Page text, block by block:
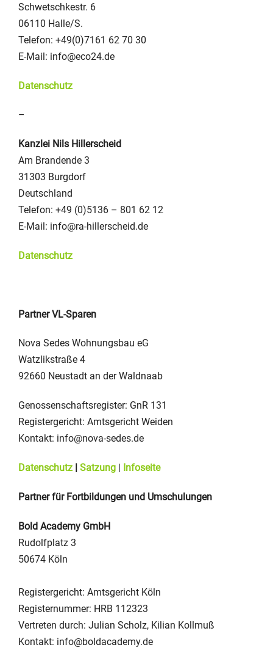
Schwetschkestr. 6
06110 Halle/S.
Telefon: +49(0)7161 62 70 30
E-Mail: info@eco24.de
Datenschutz
–
Kanzlei Nils Hillerscheid
Am Brandende 3
31303 Burgdorf
Deutschland
Telefon: +49 (0)5136 – 801 62 12
E-Mail: info@ra-hillerscheid.de
Datenschutz
Partner VL-Sparen
Nova Sedes Wohnungsbau eG
Watzlikstraße 4
92660 Neustadt an der Waldnaab ‍
Genossenschaftsregister: GnR 131
Registergericht: Amtsgericht Weiden
Kontakt: info@nova-sedes.de
Datenschutz | Satzung | Infoseite
Partner für Fortbildungen und Umschulungen
Bold Academy GmbH
Rudolfplatz 3
50674 Köln
Registergericht: Amtsgericht Köln
Registernummer: HRB 112323​
Vertreten durch: Julian Scholz, Kilian Kollmuß
Kontakt: info@boldacademy.de